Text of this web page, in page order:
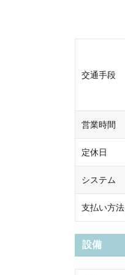
交通手段
営業時間
定休日
システム
支払い方法
設備